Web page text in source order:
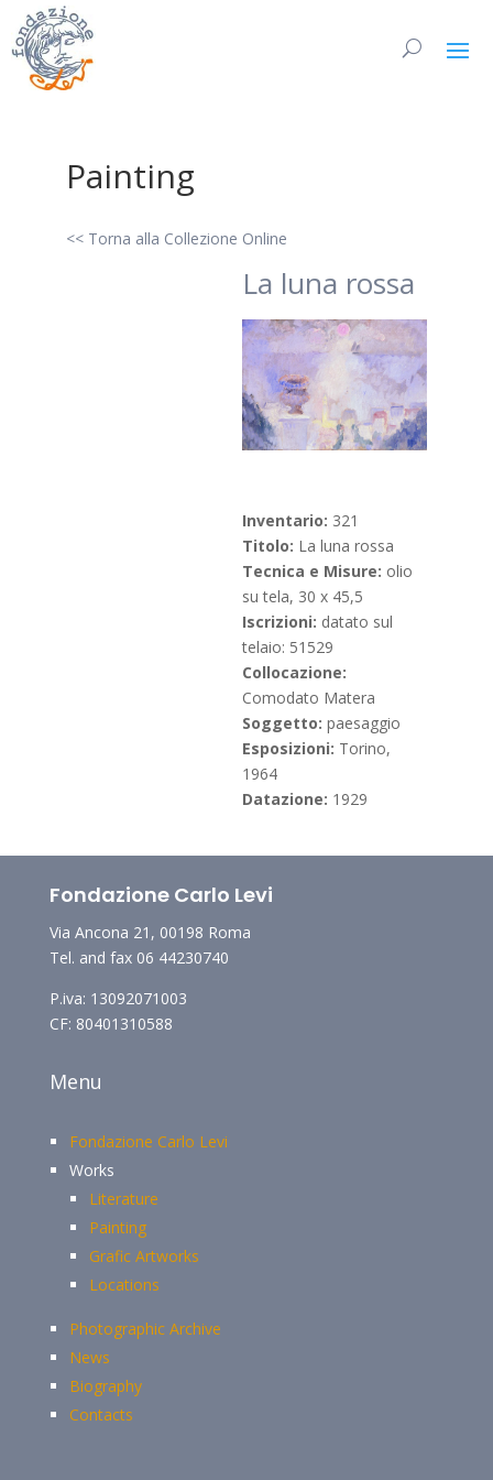
Painting
<< Torna alla Collezione Online
La luna rossa
Inventario: 321
Titolo: La luna rossa
Tecnica e Misure: olio
su tela, 30 x 45,5
Iscrizioni: datato sul
telaio: 51529
Collocazione:
Comodato Matera
Soggetto: paesaggio
Esposizioni: Torino,
1964
Datazione: 1929
Fondazione Carlo Levi
Via Ancona 21, 00198 Roma
Tel. and fax 06 44230740
P.iva: 13092071003
CF: 80401310588
Menu
Fondazione Carlo Levi
Works
Literature
Painting
Grafic Artworks
Locations
Photographic Archive
News
Biography
Contacts